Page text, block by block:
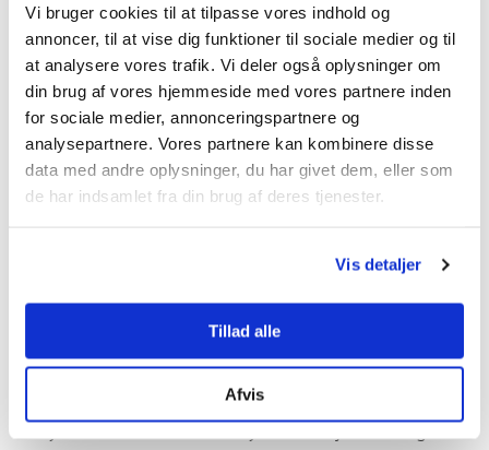
Vi bruger cookies til at tilpasse vores indhold og
annoncer, til at vise dig funktioner til sociale medier og til
at analysere vores trafik. Vi deler også oplysninger om
din brug af vores hjemmeside med vores partnere inden
for sociale medier, annonceringspartnere og
analysepartnere. Vores partnere kan kombinere disse
data med andre oplysninger, du har givet dem, eller som
de har indsamlet fra din brug af deres tjenester.
Vis detaljer
Tillad alle
Afvis
engagement understreger deres ansvarlige tilgang til
energiproduktion.
Kundetilfredshed som kerneværdi
For SEF Energi er kundens behov altid i centrum. De
arbejder utrætteligt for at sikre, at hver interaktion
med kunderne er positiv, og at de løsninger, de
Teknologisk innovation
SEF Energi er altid på forkant med den teknologiske
udvikling. Deres investeringer i forskning og udvikling